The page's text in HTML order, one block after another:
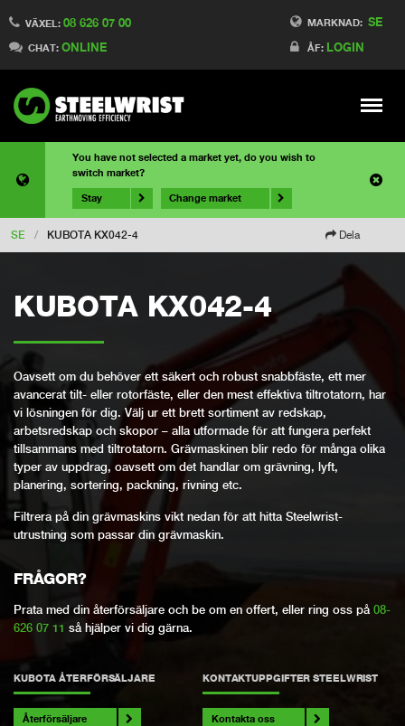
MARKNAD: SE
ÅF: LOGIN
VÄXEL: 08 626 07 00
CHAT: ONLINE
Meny
You have not selected a market yet, do you wish to
switch market?
Stay Change market
SE / KUBOTA KX042-4 Dela
KUBOTA KX042-4
Oavsett om du behöver ett säkert och robust snabbfäste, ett mer
avancerat tilt- eller rotorfäste, eller den mest effektiva tiltrotatorn, har
vi lösningen för dig. Välj ur ett brett sortiment av redskap,
arbetsredskap och skopor – alla utformade för att fungera perfekt
tillsammans med tiltrotatorn. Grävmaskinen blir redo för många olika
typer av uppdrag, oavsett om det handlar om grävning, lyft,
planering, sortering, packning, rivning etc.
Filtrera på din grävmaskins vikt nedan för att hitta Steelwrist-
utrustning som passar din grävmaskin.
FRÅGOR?
Prata med din återförsäljare och be om en offert, eller ring oss på 08-
626 07 11 så hjälper vi dig gärna.
KUBOTA ÅTERFÖRSÄLJARE
Återförsäljare
KONTAKTUPPGIFTER STEELWRIST
Kontakta oss